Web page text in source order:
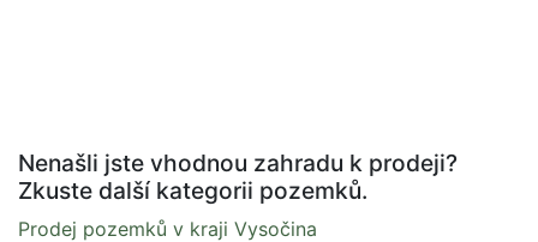
Nenašli jste vhodnou zahradu k prodeji?
Zkuste další kategorii pozemků.
Prodej pozemků v kraji Vysočina